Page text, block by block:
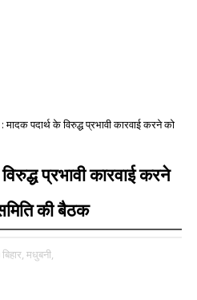
मादक पदार्थ के विरुद्ध प्रभावी कारवाई करने को
प्रभावी कारवाई करने
की बैठक
बिहार, मधुबनी,